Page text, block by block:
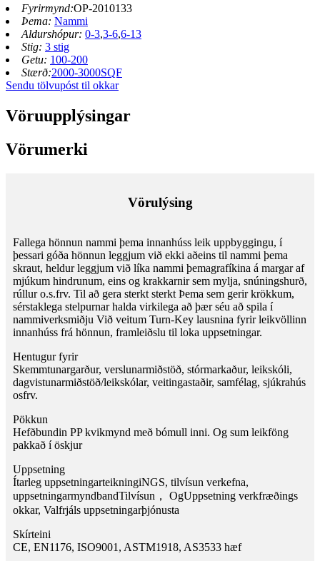
Fyrirmynd:OP-2010133
Þema: Nammi
Aldurshópur: 0-3,3-6,6-13
Stig: 3 stig
Getu: 100-200
Stærð:2000-3000SQF
Sendu tölvupóst til okkar
Vöruupplýsingar
Vörumerki
Vörulýsing
Fallega hönnun nammi þema innanhúss leik uppbyggingu, í
þessari góða hönnun leggjum við ekki aðeins til nammi þema
skraut, heldur leggjum við líka nammi þemagrafíkina á margar af
mjúkum hindrunum, eins og krakkarnir sem mylja, snúningshurð,
rúllur o.s.frv. Til að gera sterkt sterkt Þema sem gerir krökkum,
sérstaklega stelpurnar halda virkilega að þær séu að spila í
nammiverksmiðju Við veitum Turn-Key lausnina fyrir leikvöllinn
innanhúss frá hönnun, framleiðslu til loka uppsetningar.
Hentugur fyrir
Skemmtunargarður, verslunarmiðstöð, stórmarkaður, leikskóli,
dagvistunarmiðstöð/leikskólar, veitingastaðir, samfélag, sjúkrahús
osfrv.
Pökkun
Hefðbundin PP kvikmynd með bómull inni. Og sum leikföng
pakkað í öskjur
Uppsetning
Ítarleg uppsetningarteikningiNGS, tilvísun verkefna,
uppsetningarmyndbandTilvísun ， OgUppsetning verkfræðings
okkar, Valfrjáls uppsetningarþjónusta
Skírteini
CE, EN1176, ISO9001, ASTM1918, AS3533 hæf